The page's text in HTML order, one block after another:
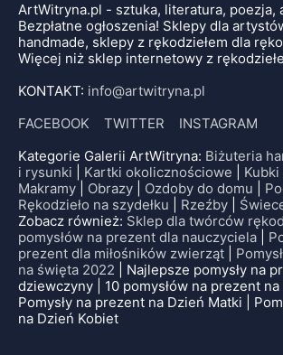
ArtWitryna.pl - sztuka, literatura, poezja,
Bezpłatne ogłoszenia! Sklepy dla
handmade, sklepy z rękodziełem dla
Więcej niż sklep internetowy z
KONTAKT: info@artwitryna.pl
FACEBOOK
TWITTER
INSTAGRAM
Kategorie Galerii ArtWitryna: Biżuteria
i rysunki
Kartki okolicznościowe
Makramy
Obrazy Ozdoby do domu
Rękodzieło na szydełku
Rzeźby
Zobacz również: Sklep dla twórców
pomysłów na prezent dla nauczyciela
prezent dla miłośników zwierząt
na święta 2022 | Najlepsze pomysły na
dziewczyny | 10 pomysłów na prezent na
Pomysły na prezent na Dzień Matki |
na Dzień Kobiet